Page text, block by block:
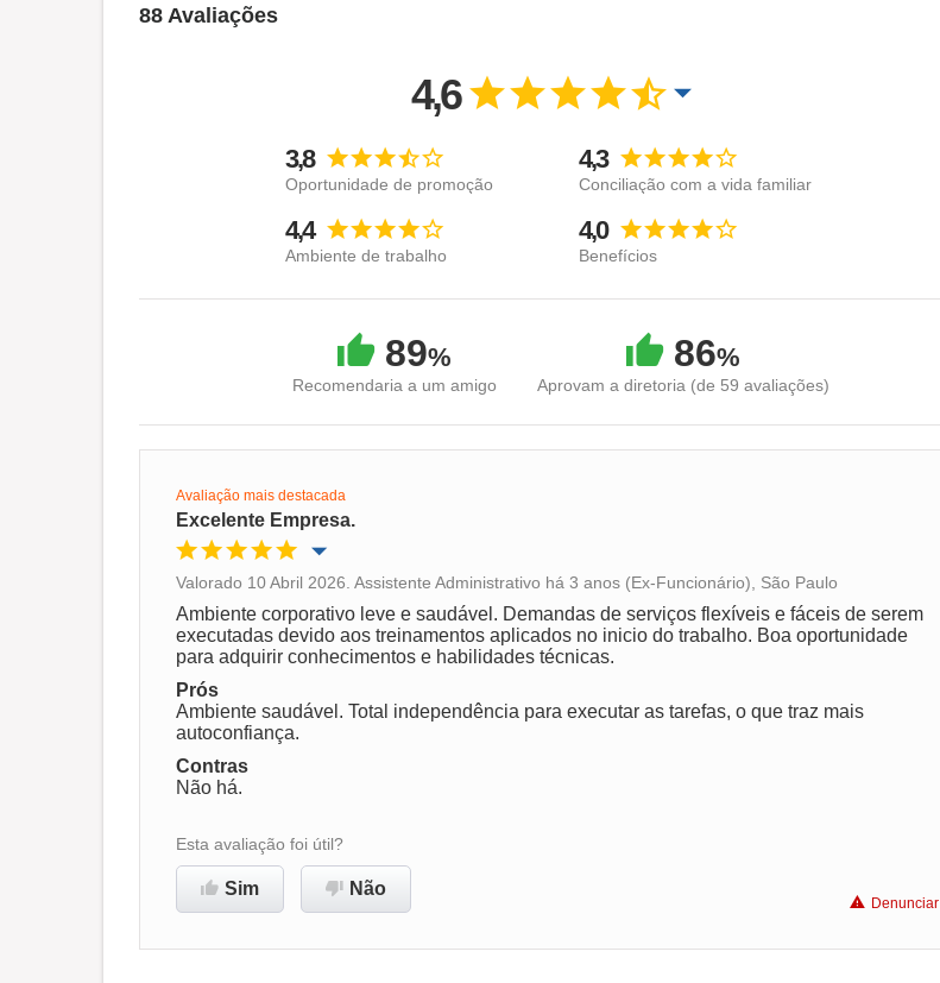
88 Avaliações
4,6
3,8
Oportunidade de promoção
4,3
Conciliação com a vida familiar
4,4
Ambiente de trabalho
4,0
Benefícios
89%
Recomendaria a um amigo
86%
Aprovam a diretoria (de 59 avaliações)
Avaliação mais destacada
Excelente Empresa.
Oportunidade de promoção
Ambiente de trabalho
Conciliação com a vida familiar
Benefícios
Recomenda esta empresa
Valorado 10 Abril 2026. Assistente Administrativo há 3 anos (Ex-Funcionário), São Paulo
Ambiente corporativo leve e saudável. Demandas de serviços flexíveis e fáceis de serem
executadas devido aos treinamentos aplicados no inicio do trabalho. Boa oportunidade
para adquirir conhecimentos e habilidades técnicas.
Prós
Ambiente saudável. Total independência para executar as tarefas, o que traz mais
autoconfiança.
Contras
Não há.
Esta avaliação foi útil?
Sim Não
Denunciar